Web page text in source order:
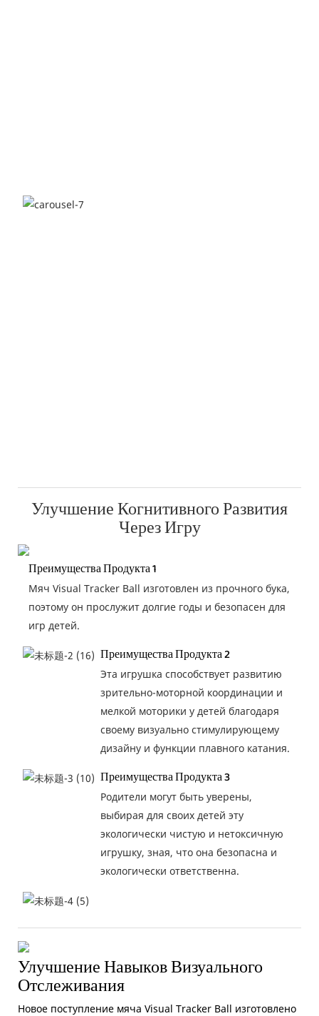
Улучшение Когнитивного Развития
Через Игру
Преимущества Продукта 1
Мяч Visual Tracker Ball изготовлен из прочного бука,
поэтому он прослужит долгие годы и безопасен для
игр детей.
Преимущества Продукта 2
Эта игрушка способствует развитию
зрительно-моторной координации и
мелкой моторики у детей благодаря
своему визуально стимулирующему
дизайну и функции плавного катания.
Преимущества Продукта 3
Родители могут быть уверены,
выбирая для своих детей эту
экологически чистую и нетоксичную
игрушку, зная, что она безопасна и
экологически ответственна.
Улучшение Навыков Визуального
Отслеживания
Новое поступление мяча Visual Tracker Ball изготовлено